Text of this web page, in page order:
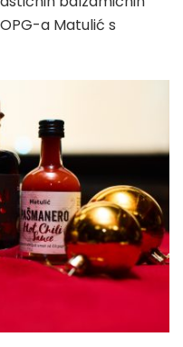
a Matulić s